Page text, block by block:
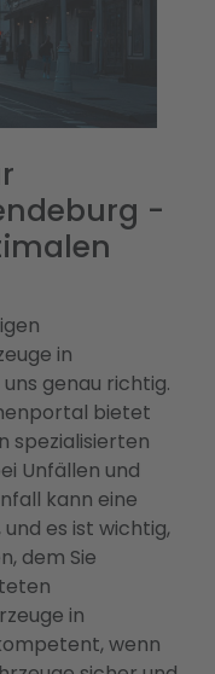
-
in
genau richtig.
bietet
spezialisierten
Unfällen und
kann eine
es ist wichtig,
dem Sie
in
wenn